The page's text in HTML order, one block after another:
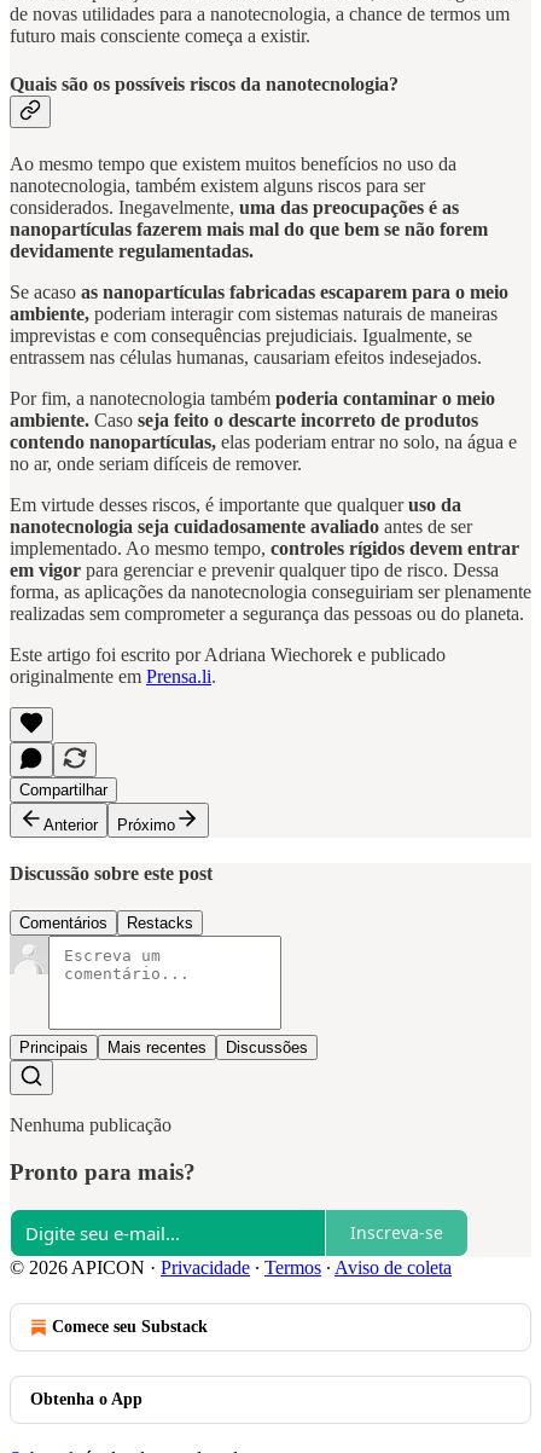
de novas utilidades para a nanotecnologia, a chance de termos um
futuro mais consciente começa a existir.
Quais são os possíveis riscos da nanotecnologia?
Ao mesmo tempo que existem muitos benefícios no uso da
nanotecnologia, também existem alguns riscos para ser
considerados. Inegavelmente, uma das preocupações é as
nanopartículas fazerem mais mal do que bem se não forem
devidamente regulamentadas.
Se acaso as nanopartículas fabricadas escaparem para o meio
ambiente, poderiam interagir com sistemas naturais de maneiras
imprevistas e com consequências prejudiciais. Igualmente, se
entrassem nas células humanas, causariam efeitos indesejados.
Por fim, a nanotecnologia também poderia contaminar o meio
ambiente. Caso seja feito o descarte incorreto de produtos
contendo nanopartículas, elas poderiam entrar no solo, na água e
no ar, onde seriam difíceis de remover.
Em virtude desses riscos, é importante que qualqueruso da
nanotecnologia seja cuidadosamente avaliado antes de ser
implementado. Ao mesmo tempo, controles rígidos devem entrar
em vigor para gerenciar e prevenir qualquer tipo de risco. Dessa
forma, as aplicações da nanotecnologia conseguiriam ser plenamente
realizadas sem comprometer a segurança das pessoas ou do planeta.
Este artigo foi escrito por Adriana Wiechorek e publicado
originalmente em Prensa.li.
Compartilhar
Anterior
Próximo
Discussão sobre este post
Comentários Restacks
Principais Mais recentes Discussões
Nenhuma publicação
Pronto para mais?
Inscreva-se
© 2026 APICON · Privacidade ∙ Termos ∙ Aviso de coleta
Comece seu Substack
Obtenha o App